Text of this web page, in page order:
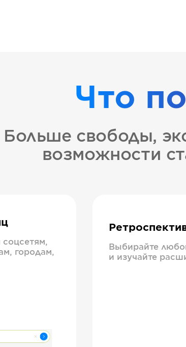
Что
Больше свободы,
возможности
городам,
Выбирайте
и изучайте